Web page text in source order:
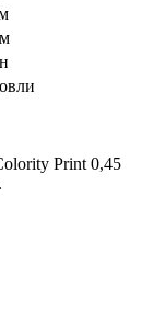
Print 0,45